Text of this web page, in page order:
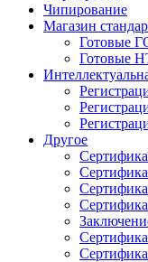
Чипирование
Магазин
Готовые
Готовые
Другое